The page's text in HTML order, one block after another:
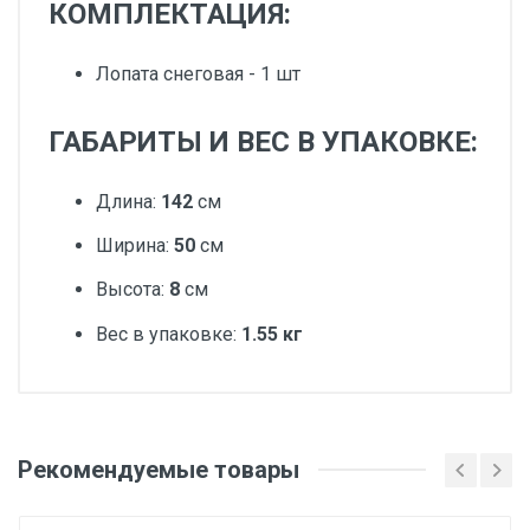
КОМПЛЕКТАЦИЯ:
Лопата снеговая - 1 шт
ГАБАРИТЫ И ВЕС В УПАКОВКЕ:
Длина: 142 см
Ширина: 50 см
Высота: 8 см
Вес в упаковке: 1.55 кг
Вес
Рекомендуемые товары